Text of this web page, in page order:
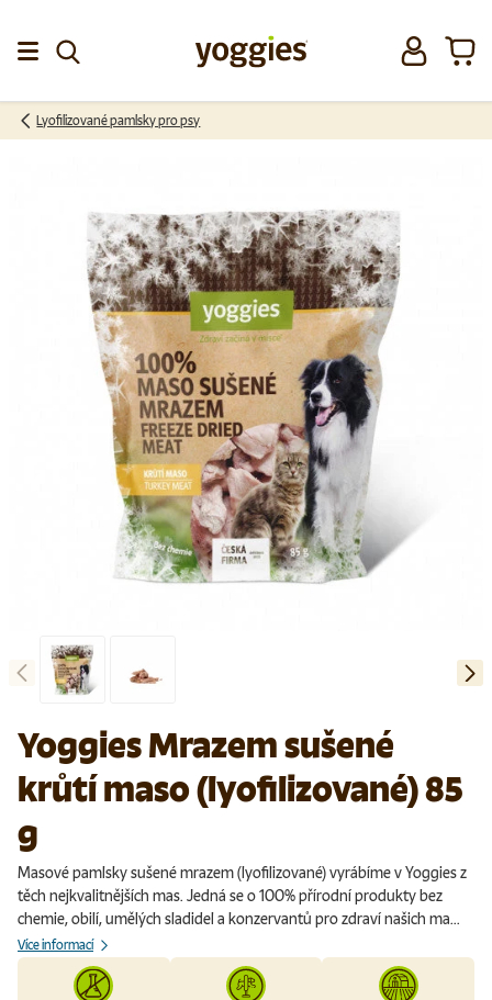
Přeskočit na obsah
Přihlásit se
Lyofilizované pamlsky pro psy
Předchozí Další
Yoggies Mrazem sušené
krůtí maso (lyofilizované) 85
g
Masové pamlsky sušené mrazem (lyofilizované) vyrábíme v Yoggies z
těch nejkvalitnějších mas. Jedná se o 100% přírodní produkty bez
chemie, obilí, umělých sladidel a konzervantů pro zdraví našich ma...
Více informací